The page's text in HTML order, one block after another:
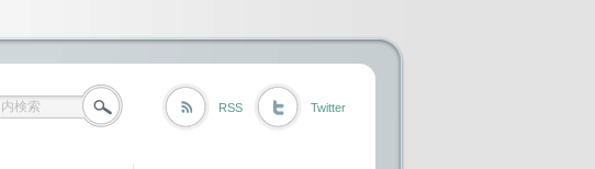
RSS Twitter